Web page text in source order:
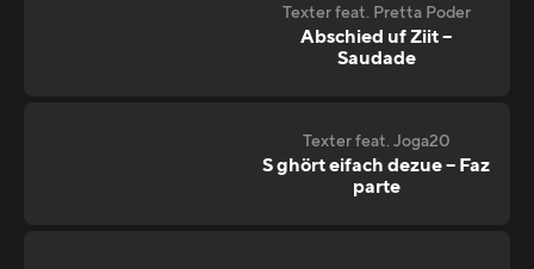
Texter feat. Pretta Poder
Abschied uf Ziit –
Saudade
Texter feat. Joga20
S ghört eifach dezue – Faz
parte